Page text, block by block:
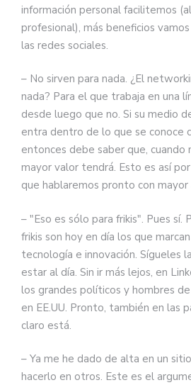
información personal facilitemos
profesional), más beneficios
las redes sociales.
– No sirven para nada. ¿El
nada? Para el que trabaja en una
desde luego que no. Si su medio
entra dentro de lo que se conoce
entonces debe saber que, cuando
mayor valor tendrá. Esto es así
que hablaremos pronto con
– "Eso es sólo para frikis". Pues sí.
frikis son hoy en día los que
tecnología e innovación. Sígueles
estar al día. Sin ir más lejos, en
los grandes políticos y hombres
en EE.UU. Pronto, también en las
claro está.
– Ya me he dado de alta en un
hacerlo en otros. Este es el